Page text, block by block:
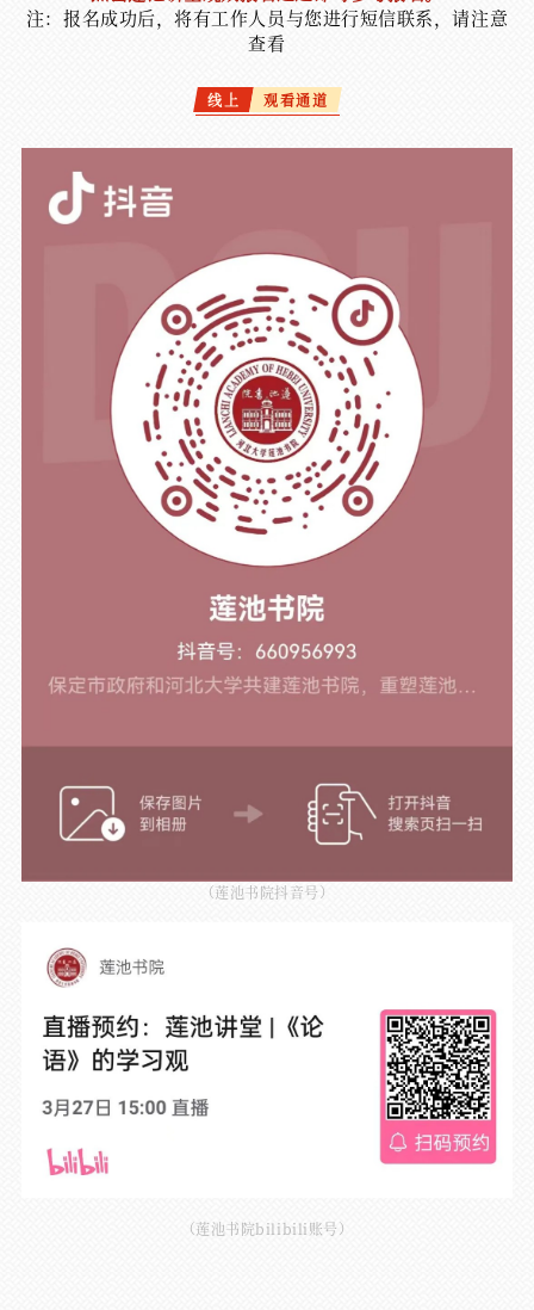
注：报名成功后，将有工作人员与您进行短信联系，请注意
查看
线上 观看通道
（莲池书院抖音号）
（莲池书院bilibili账号）